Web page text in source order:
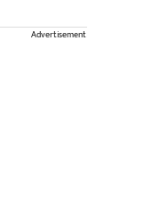
Advertisement